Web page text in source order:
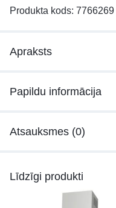
Produkta kods: 7766269
Apraksts
Papildu informācija
Atsauksmes (0)
Līdzīgi produkti